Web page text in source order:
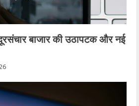
बाजार की उठापटक और नई